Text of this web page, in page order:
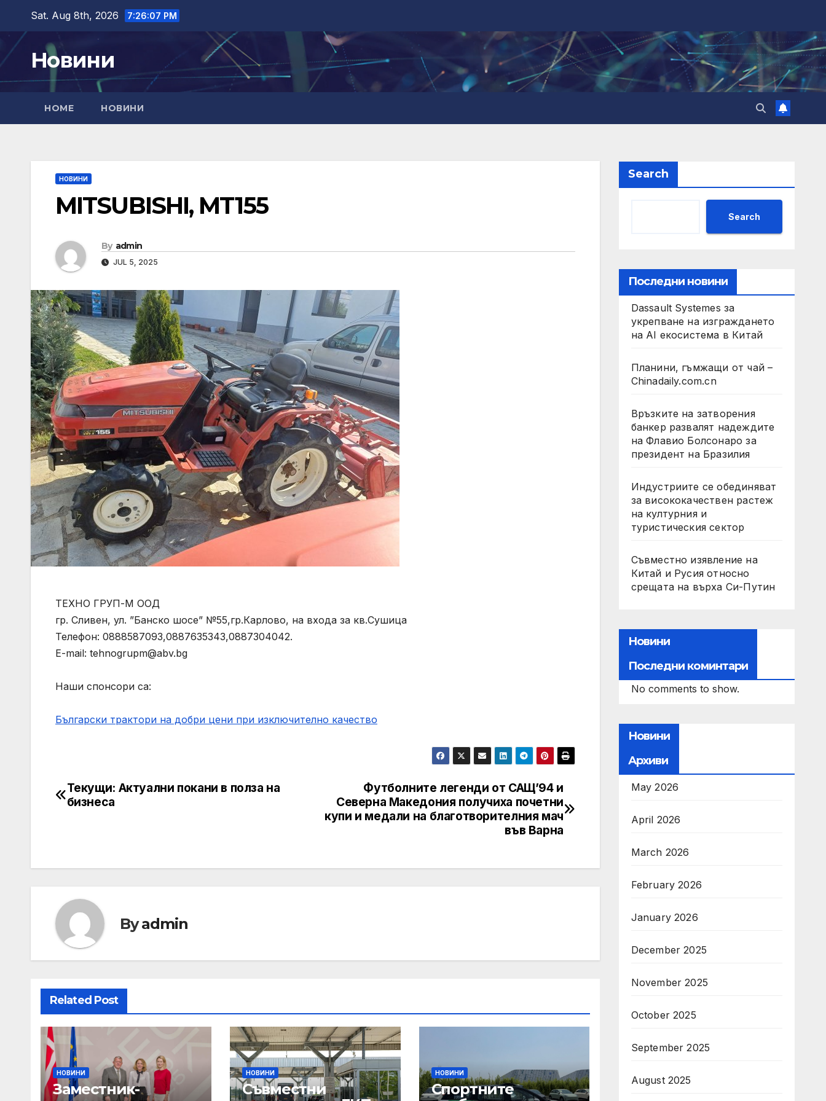
content
Sat. Aug 8th, 2026 7:26:08 PM
Новини
HOME НОВИНИ
НОВИНИ
MITSUBISHI, MT155
By admin
JUL 5, 2025
ТЕХНО ГРУП-М ООД
гр. Сливен, ул. ”Банско шосе” №55,гр.Карлово, на входа за кв.Сушица
Телефон: 0888587093,0887635343,0887304042.
E-mail: tehnogrupm@abv.bg
Наши спонсори са:
Български трактори на добри цени при изключително качество
Post
Футболните легенди от САЩ’94 и
Северна Македония получиха почетни
купи и медали на благотворителния мач
във Варна
Текущи: Актуални покани в полза на
бизнеса
Byadmin
Related Post
НОВИНИ
Заместник-
НОВИНИ
Съвместни
НОВИНИ
Спортните
Search
Search
Последни новини
Dassault Systemes за
укрепване на изграждането
на AI екосистема в Китай
Планини, гъмжащи от чай –
Chinadaily.com.cn
Връзките на затворения
банкер развалят надеждите
на Флавио Болсонаро за
президент на Бразилия
Индустриите се обединяват
за висококачествен растеж
на културния и
туристическия сектор
Съвместно изявление на
Китай и Русия относно
срещата на върха Си-Путин
Новини
Последни коминтари
No comments to show.
Новини
Архиви
May 2026
April 2026
March 2026
February 2026
January 2026
December 2025
November 2025
October 2025
September 2025
August 2025